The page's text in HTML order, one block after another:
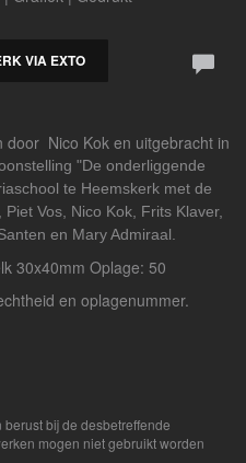
VIA EXTO
door Nico Kok en uitgebracht in
"De onderliggende
aschool te Heemskerk met de
Vos, Nico Kok, Frits Klaver,
en Mary Admiraal.
30x40mm Oplage: 50
en oplagenummer.
bij de desbetreffende
mogen niet gebruikt worden